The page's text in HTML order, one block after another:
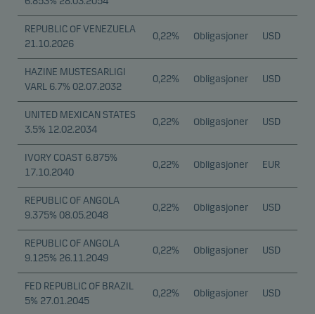
REPUBLIC OF VENEZUELA
21.10.2026
0,22% Obligasjoner USD
HAZINE MUSTESARLIGI
VARL 6.7% 02.07.2032
0,22% Obligasjoner USD
UNITED MEXICAN STATES
3.5% 12.02.2034
0,22% Obligasjoner USD
IVORY COAST 6.875%
17.10.2040
0,22% Obligasjoner EUR
REPUBLIC OF ANGOLA
9.375% 08.05.2048
0,22% Obligasjoner USD
REPUBLIC OF ANGOLA
9.125% 26.11.2049
0,22% Obligasjoner USD
FED REPUBLIC OF BRAZIL
5% 27.01.2045
0,22% Obligasjoner USD